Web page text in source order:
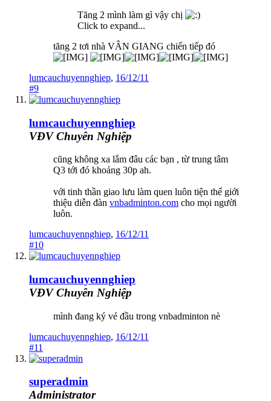
Tăng 2 mình làm gì vậy chị
Click to expand...
tăng 2 tơi nhà VÂN GIANG chiến tiếp đó
lumcauchuyennghiep, 16/12/11
#9
lumcauchuyennghiep
VĐV Chuyên Nghiệp
cũng không xa lắm đâu các bạn , từ trung tâm
Q3 tới đó khoảng 30p ah.
với tinh thần giao lưu làm quen luôn tiện thể giới
thiệu diễn đàn vnbadminton.com cho mọi người
luôn.
lumcauchuyennghiep, 16/12/11
#10
lumcauchuyennghiep
VĐV Chuyên Nghiệp
mình đang ký vé đầu trong vnbadminton nè
lumcauchuyennghiep, 16/12/11
#11
superadmin
Administrator